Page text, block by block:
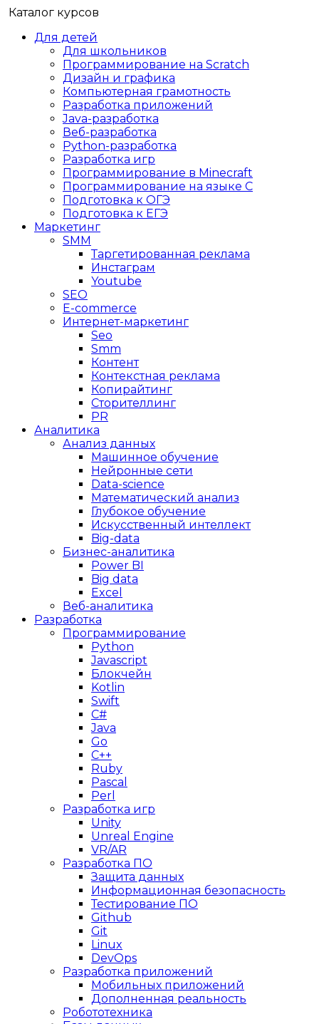
Каталог курсов
Для детей
Для школьников
Программирование на Scratch
Дизайн и графика
Компьютерная грамотность
Разработка приложений
Java-разработка
Веб-разработка
Python-разработка
Разработка игр
Программирование в Minecraft
Программирование на языке C
Подготовка к ОГЭ
Подготовка к ЕГЭ
Маркетинг
SMM
Таргетированная реклама
Инстаграм
Youtube
SEO
E-сommerce
Интернет-маркетинг
Seo
Smm
Контент
Контекстная реклама
Копирайтинг
Сторителлинг
PR
Аналитика
Анализ данных
Машинное обучение
Нейронные сети
Data-science
Математический анализ
Глубокое обучение
Искусственный интеллект
Big-data
Бизнес-аналитика
Power BI
Big data
Excel
Веб-аналитика
Разработка
Программирование
Python
Javascript
Блокчейн
Kotlin
Swift
C#
Java
Go
C++
Ruby
Pascal
Perl
Разработка игр
Unity
Unreal Engine
VR/AR
Разработка ПО
Защита данных
Информационная безопасность
Тестирование ПО
Github
Git
Linux
DevOps
Разработка приложений
Мобильных приложений
Дополненная реальность
Робототехника